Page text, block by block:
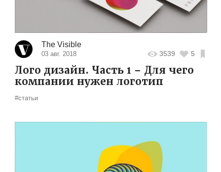
The Visible
03 авг. 2018 3539 5
Лого дизайн. Часть 1 – Для чего
компании нужен логотип
#статьи